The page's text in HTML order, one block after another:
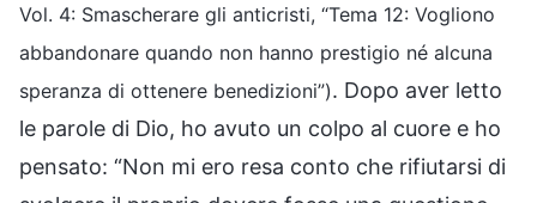
Vol. 4: Smascherare gli anticristi, “Tema 12: Vogliono
abbandonare quando non hanno prestigio né alcuna
speranza di ottenere benedizioni”). Dopo aver letto
le parole di Dio, ho avuto un colpo al cuore e ho
pensato: “Non mi ero resa conto che rifiutarsi di